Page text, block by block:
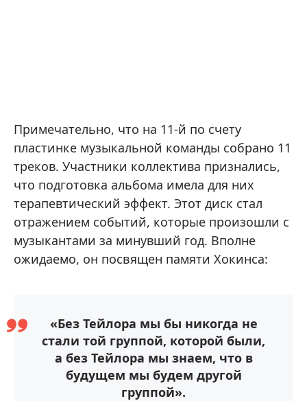
Примечательно, что на 11-й по счету
пластинке музыкальной команды собрано 11
треков. Участники коллектива признались,
что подготовка альбома имела для них
терапевтический эффект. Этот диск стал
отражением событий, которые произошли с
музыкантами за минувший год. Вполне
ожидаемо, он посвящен памяти Хокинса:
«Без Тейлора мы бы никогда не
стали той группой, которой были,
а без Тейлора мы знаем, что в
будущем мы будем другой
группой».